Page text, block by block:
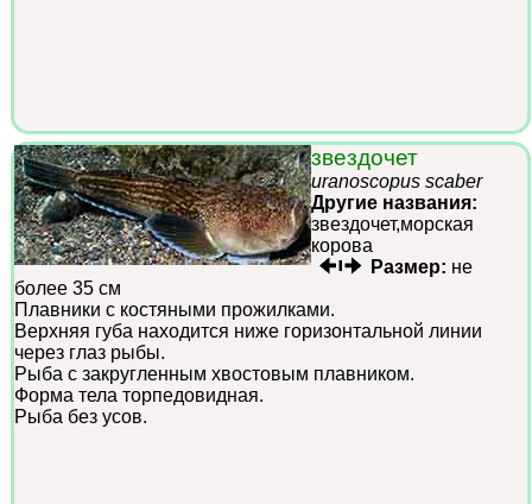
звездочет
uranoscopus scaber
Другие названия:
звездочет,морская
корова
Размер: не
более 35 см
Плавники с костяными прожилками.
Верхняя губа находится ниже горизонтальной линии
через глаз рыбы.
Рыба с закругленным хвостовым плавником.
Форма тела торпедовидная.
Рыба без усов.